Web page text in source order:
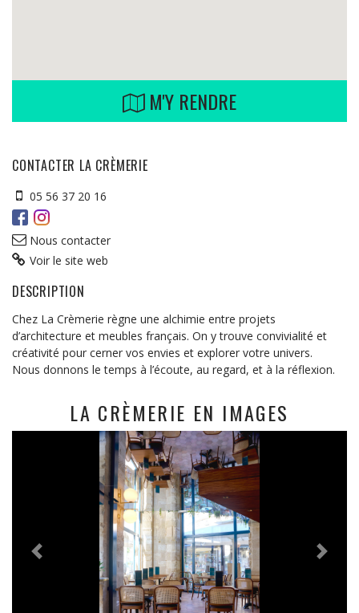
M'Y RENDRE
CONTACTER LA CRÈMERIE
05 56 37 20 16
Nous contacter
Voir le site web
DESCRIPTION
Chez La Crèmerie règne une alchimie entre projets
d’architecture et meubles français. On y trouve convivialité et
créativité pour cerner vos envies et explorer votre univers.
Nous donnons le temps à l’écoute, au regard, et à la réflexion.
LA CRÈMERIE EN IMAGES